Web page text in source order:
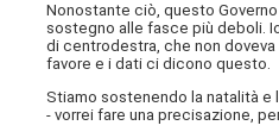
Nonostante ciò, questo
sostegno alle fasce più deboli.
di centrodestra, che non
favore e i dati ci dicono questo.
Stiamo sostenendo la natalità e
- vorrei fare una precisazione,